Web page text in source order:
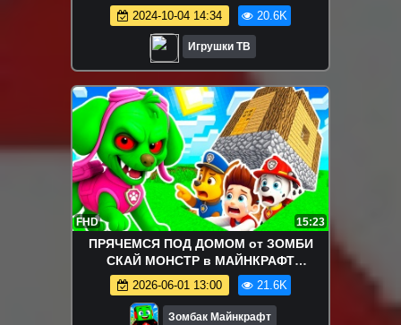
грузовик Терри. Мультик РОБОКАР.
2024-10-04 14:34 20.6K
Игрушки ТВ
FHD 15:23
ПРЯЧЕМСЯ ПОД ДОМОМ от ЗОМБИ
СКАЙ МОНСТР в МАЙНКРАФТ
ЩЕНЯЧИЙ ПАТРУЛЬ
2026-06-01 13:00 21.6K
Зомбак Майнкрафт